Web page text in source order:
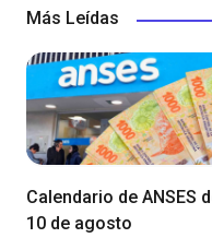
Más Leídas
Calendario de ANSES
10 de agosto